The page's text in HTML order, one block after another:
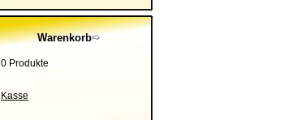
Warenkorb
0 Produkte
Kasse